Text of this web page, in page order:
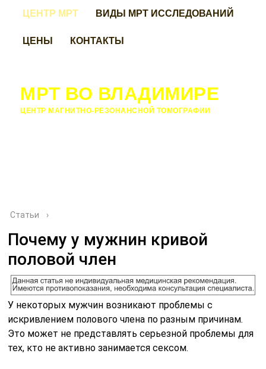
ЦЕНТР МРТ
ВИДЫ МРТ ИССЛЕДОВАНИЙ
ЦЕНЫ
КОНТАКТЫ
МРТ ВО ВЛАДИМИРЕ
ЦЕНТР МАГНИТНО-РЕЗОНАНСНОЙ ТОМОГРАФИИ
Статьи ›
Почему у мужнин кривой
половой член
У некоторых мужчин возникают проблемы с
искривлением полового члена по разным причинам.
Это может не представлять серьезной проблемы для
тех, кто не активно занимается сексом.